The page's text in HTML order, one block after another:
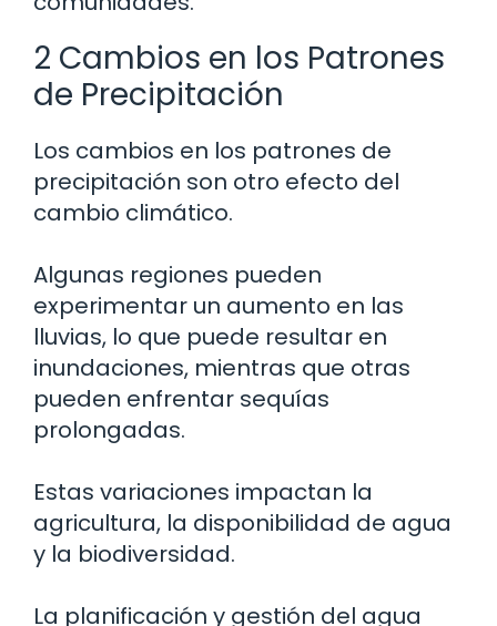
2 Cambios en los Patrones
de Precipitación
Los cambios en los patrones de
precipitación son otro efecto del
cambio climático.
Algunas regiones pueden
experimentar un aumento en las
lluvias, lo que puede resultar en
inundaciones, mientras que otras
pueden enfrentar sequías
prolongadas.
Estas variaciones impactan la
agricultura, la disponibilidad de agua
y la biodiversidad.
La planificación y gestión del agua